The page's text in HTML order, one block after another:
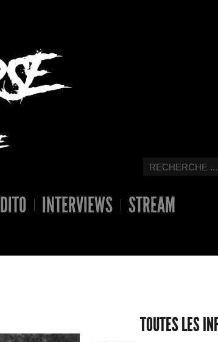
INTERVIEWS
STREAM
TOUTES LES